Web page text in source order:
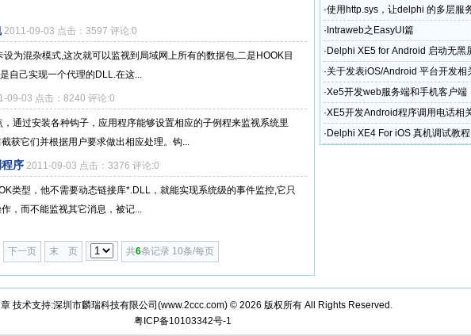
2011-09-03 点击：3597 评论:0
为混杂模式,这次就可以监视到局域网上所有的数据包,二是HOOK目
自己实现一个代理的DLL.在这...
09-03 点击：8240 评论:0
通过安装各种钩子，应用程序能够设置相应的子例程来监视系统里
获它们并根据用户要求做出相应处理。钩...
序 2011-09-03 点击：3376 评论:0
类型，他不需要动态链接库*.DLL，就能实现系统级的事件监控,它只
，而不能监视其它消息，被记...
下一页 末 页 共6条记录 10条/每页
·使用http.sys，让delphi 的多层服
· Intraweb之EasyUI篇
· Delphi XE5 for Android 启动无黑
·关于发表iOS/Android 平台开发相
奖励政策
·Xe5开发web服务端和手机客户端
·XE5开发Android程序调用电话相
和电话)
· Delphi XE4 For iOS 真机调试教程
技术支持:深圳市麟瑞科技有限公司(www.2ccc.com) © 2026 版权所有 All Rights Reserved.
粤ICP备10103342号-1